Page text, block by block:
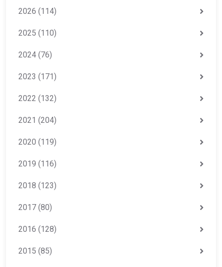
2026 (114)
2025 (110)
2024 (76)
2023 (171)
2022 (132)
2021 (204)
2020 (119)
2019 (116)
2018 (123)
2017 (80)
2016 (128)
2015 (85)